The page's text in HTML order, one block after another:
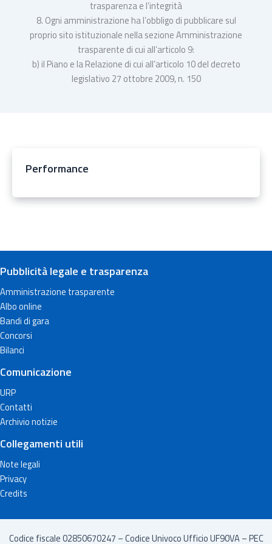
trasparenza e l’integrità
8. Ogni amministrazione ha l’obbligo di pubblicare sul
proprio sito istituzionale nella sezione Amministrazione
trasparente di cui all’articolo 9:
b) il Piano e la Relazione di cui all’articolo 10 del decreto
legislativo 27 ottobre 2009, n. 150
Performance
Pubblicità legale e trasparenza
Amministrazione trasparente
Albo online
Bandi di gara
Concorsi
Bilanci
Comunicazione
URP
Contatti
Archivio notizie
Collegamenti utili
Note legali
Privacy
Credits
Codice fiscale 02850670247 – Codice Univoco Ufficio UF90VA – PEC